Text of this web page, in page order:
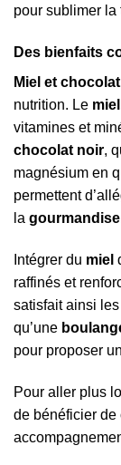
pour sublimer la
Des bienfaits
Miel et chocolat
nutrition. Le miel
vitamines et
chocolat noir,
magnésium en
permettent
la gourmandise
Intégrer du miel
raffinés et
satisfait ainsi
qu’une
pour proposer
Pour aller plus
de bénéficier de